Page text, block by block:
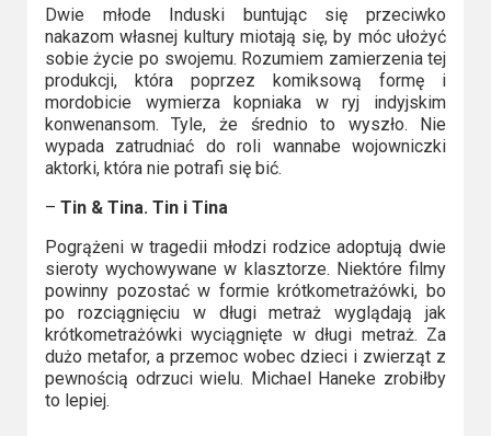
Dwie młode Induski buntując się przeciwko
nakazom własnej kultury miotają się, by móc ułożyć
sobie życie po swojemu. Rozumiem zamierzenia tej
produkcji, która poprzez komiksową formę i
mordobicie wymierza kopniaka w ryj indyjskim
konwenansom. Tyle, że średnio to wyszło. Nie
wypada zatrudniać do roli wannabe wojowniczki
aktorki, która nie potrafi się bić.
– Tin & Tina. Tin i Tina
Pogrążeni w tragedii młodzi rodzice adoptują dwie
sieroty wychowywane w klasztorze. Niektóre filmy
powinny pozostać w formie krótkometrażówki, bo
po rozciągnięciu w długi metraż wyglądają jak
krótkometrażówki wyciągnięte w długi metraż. Za
dużo metafor, a przemoc wobec dzieci i zwierząt z
pewnością odrzuci wielu. Michael Haneke zrobiłby
to lepiej.